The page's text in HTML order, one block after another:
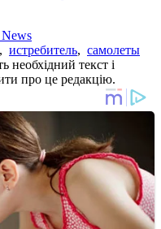
, истребитель, самолеты
необхідний текст і
про це редакцію.